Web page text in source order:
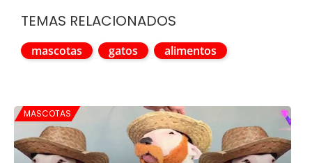
TEMAS RELACIONADOS
mascotas gatos alimentos
MASCOTAS